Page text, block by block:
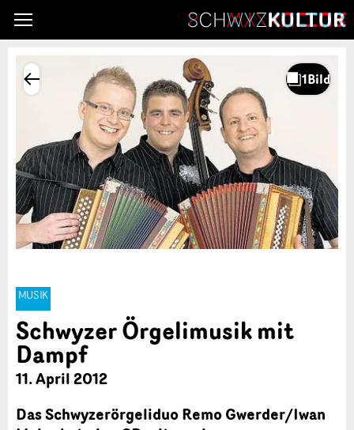
MUSIK
Schwyzer Örgelimusik mit
Dampf
11. April 2012
Das Schwyzerörgeliduo Remo Gwerder/Iwan